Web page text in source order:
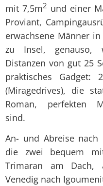
mit 7,5m2 und einer
Proviant,
erwachsene Männer
zu Insel, genauso,
Distanzen von gut 25
praktisches Gadget:
(Miragedrives), die
Roman, perfekten
sind.
An- und Abreise nach
die zwei bequem
Trimaran am Dach,
Venedig nach